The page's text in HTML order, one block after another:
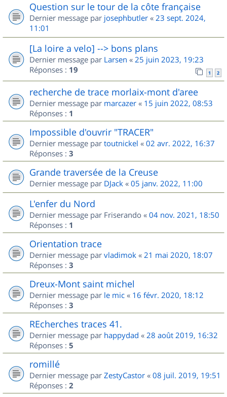
Question sur le tour de la côte française
Dernier message par josephbutler « 23 sept. 2024,
11:01
[La loire a velo] --> bons plans
Dernier message par Larsen « 25 juin 2023, 19:23
Réponses : 19 1 2
recherche de trace morlaix-mont d'aree
Dernier message par marcazer « 15 juin 2022, 08:53
Réponses : 1
Impossible d'ouvrir "TRACER"
Dernier message par toutnickel « 02 avr. 2022, 16:37
Réponses : 3
Grande traversée de la Creuse
Dernier message par DJack « 05 janv. 2022, 11:00
L'enfer du Nord
Dernier message par Friserando « 04 nov. 2021, 18:50
Réponses : 1
Orientation trace
Dernier message par vladimok « 21 mai 2020, 18:07
Réponses : 3
Dreux-Mont saint michel
Dernier message par le mic « 16 févr. 2020, 18:12
Réponses : 3
REcherches traces 41.
Dernier message par happydad « 28 août 2019, 16:32
Réponses : 5
romillé
Dernier message par ZestyCastor « 08 juil. 2019, 19:51
Réponses : 2